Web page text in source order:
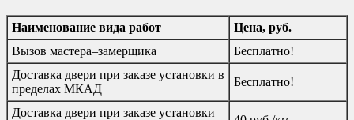
Наименование вида работ
Цена, руб.
Вызов мастера–замерщика
Бесплатно!
Доставка двери при заказе установки в
пределах МКАД
Бесплатно!
Доставка двери при заказе установки